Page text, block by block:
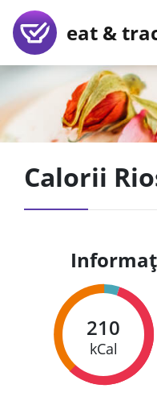
eat &
Calorii
210
kCal